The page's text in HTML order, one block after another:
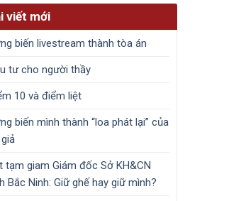
viết mới
biến livestream thành tòa án
tư cho người thầy
10 và điểm liệt
biến mình thành “loa phát lại” của
tạm giam Giám đốc Sở KH&CN
Bắc Ninh: Giữ ghế hay giữ mình?